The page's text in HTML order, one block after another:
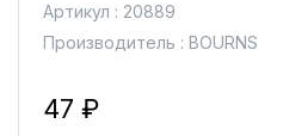
Артикул : 20889
Производитель : BOURNS
47 ₽